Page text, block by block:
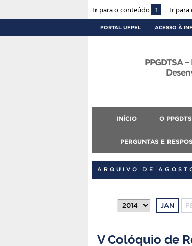
Ir para o conteúdo 1 Ir para
PORTAL UFPEL ACESSO À
PPGDTSA
INÍCIO O
PERGUNTAS E
ARQUIVO DE
JAN
V Colóquio de